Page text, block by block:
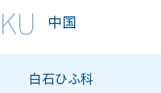
中国
白石ひふ科